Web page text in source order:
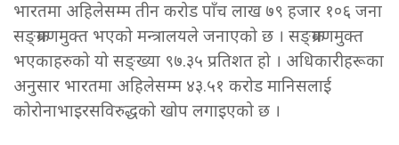
भारतमा अहिलेसम्म तीन करोड पाँच लाख ७९ हजार १०६ जना
सङ्क्रमणमुक्त भएको मन्त्रालयले जनाएको छ । सङ्क्रमणमुक्त
भएकाहरुको यो सङ्ख्या ९७.३५ प्रतिशत हो । अधिकारीहरूका
अनुसार भारतमा अहिलेसम्म ४३.५१ करोड मानिसलाई
कोरोनाभाइरसविरुद्धको खोप लगाइएको छ ।